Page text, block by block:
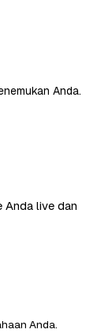
Anda.
Anda live dan
Anda.